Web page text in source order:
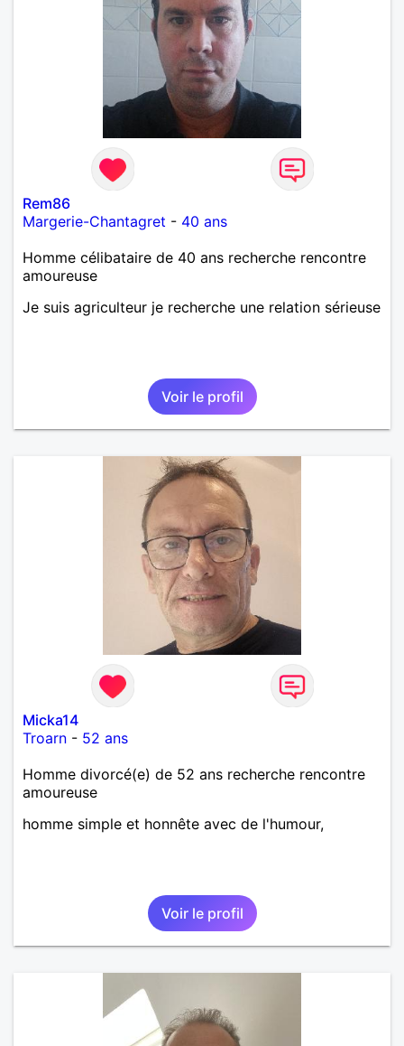
Rem86
Margerie-Chantagret - 40 ans
Homme célibataire de 40 ans recherche rencontre
amoureuse
Je suis agriculteur je recherche une relation sérieuse
Voir le profil
Micka14
Troarn - 52 ans
Homme divorcé(e) de 52 ans recherche rencontre
amoureuse
homme simple et honnête avec de l'humour,
Voir le profil